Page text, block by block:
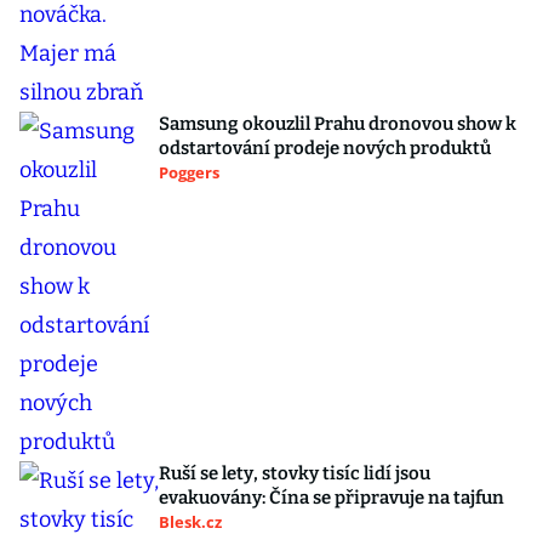
Samsung okouzlil Prahu dronovou show k
odstartování prodeje nových produktů
Poggers
Ruší se lety, stovky tisíc lidí jsou
evakuovány: Čína se připravuje na tajfun
Blesk.cz